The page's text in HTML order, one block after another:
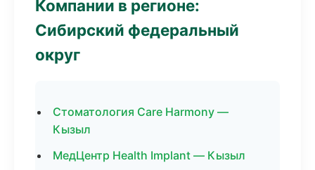
Компании в регионе:
Сибирский федеральный
округ
Стоматология Care Harmony —
Кызыл
МедЦентр Health Implant — Кызыл